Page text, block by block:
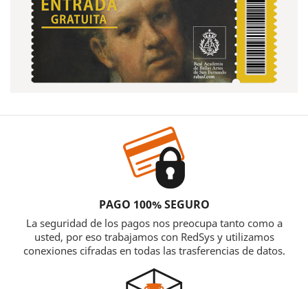
PAGO 100% SEGURO
La seguridad de los pagos nos preocupa tanto como a
usted, por eso trabajamos con RedSys y utilizamos
conexiones cifradas en todas las trasferencias de datos.